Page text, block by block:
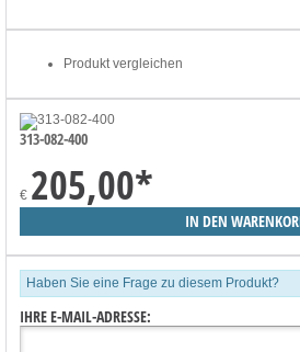
Produkt vergleichen
313-082-400
€ 205,00*
Haben Sie eine Frage zu diesem Produkt?
IHRE E-MAIL-ADRESSE: